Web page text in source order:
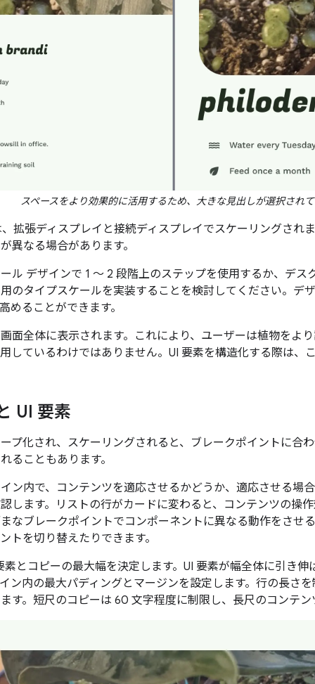
スペースをより効果的に活用するため、大きな見出しが選択されて
拡張ディスプレイと接続ディスプレイでスケーリングされ
異なる場合があります。
ル デザインで 1 ～ 2 段階上のステップを使用するか、デス
のタイプスケールを実装することを検討してください。デ
めることができます。
面全体に表示されます。これにより、ユーザーは植物をよ
しているわけではありません。UI 要素を構造化する際は、
UI 要素
プ化され、スケーリングされると、ブレークポイントに合
ることもあります。
ン内で、コンテンツを適応させるかどうか、適応させる場
します。リストの行がカードに変わると、コンテンツの操
なブレークポイントでコンポーネントに異なる動作をさせ
トを切り替えたりできます。
素とコピーの最大幅を決定します。UI 要素が幅全体に引き伸
ン内の最大パディングとマージンを設定します。行の長さ
す。短尺のコピーは 60 文字程度に制限し、長尺のコンテン